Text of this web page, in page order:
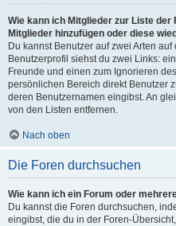
Wie kann ich Mitglieder zur Liste
Mitglieder hinzufügen oder diese
Du kannst Benutzer auf zwei Arten
Benutzerprofil siehst du zwei Links:
Freunde und einen zum Ignorieren
persönlichen Bereich direkt Benutzer
deren Benutzernamen eingibst. An
von den Listen entfernen.
Nach oben
Die Foren durchsuchen
Wie kann ich ein Forum oder
Du kannst die Foren durchsuchen,
eingibst, die du in der Foren-